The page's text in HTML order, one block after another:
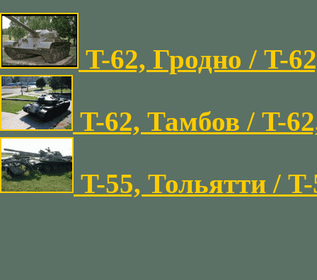
T-62, Гродно / T-
T-62, Тамбов / T-
T-55, Тольятти /